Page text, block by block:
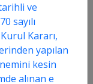
ve
sayılı
Kararı,
yapılan
kesin
alınan e